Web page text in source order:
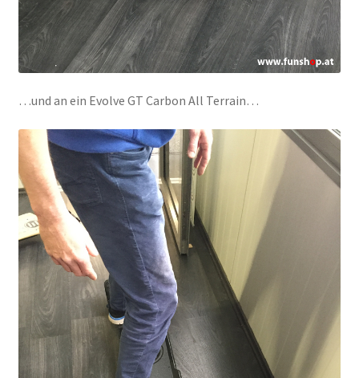
…und an ein Evolve GT Carbon All Terrain…